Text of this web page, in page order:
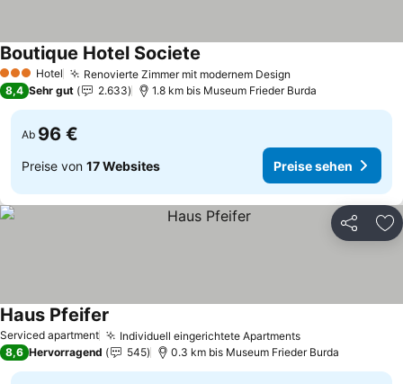
3 SterneHotel Renovierte Zimmer mit modernem Design
Boutique Hotel Societe
8,4 Sehr gut 2.633 1.8 km bis Museum Frieder Burda
Ab 96 €
Preise von 17 Websites Preise sehen
Teilen
Serviced apartment Individuell eingerichtete ApartmentsPreise sehen
Haus Pfeifer
8,6 Hervorragend 545 0.3 km bis Museum Frieder Burda